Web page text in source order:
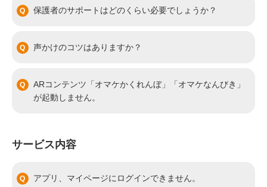
保護者のサポートはどのくらい必要でしょうか？
声かけのコツはありますか？
ARコンテンツ「オマケかくれんぼ」「オマケなんびき」
が起動しません。
サービス内容
アプリ、マイページにログインできません。